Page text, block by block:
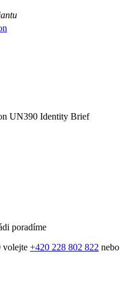
UN390 Identity Brief
poradíme
volejte +420 228 802 822 nebo